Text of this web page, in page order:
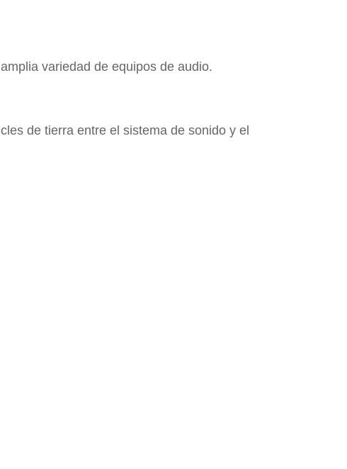
variedad de equipos de audio.
de tierra entre el sistema de sonido y el